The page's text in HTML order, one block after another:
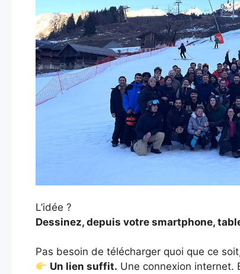
L’idée ?
Dessinez, depuis votre smartphone,
Pas besoin de télécharger quoi que ce
Un lien suffit. Une connexion internet.